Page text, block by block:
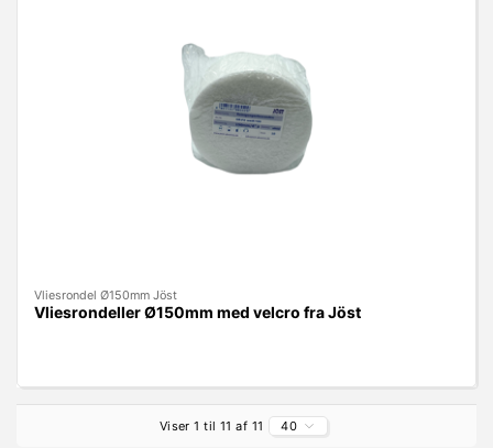
Vliesrondel Ø150mm Jöst
Vliesrondeller Ø150mm med velcro fra Jöst
Viser 1 til 11 af 11 40